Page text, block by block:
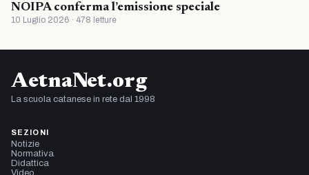
NOIPA conferma l’emissione speciale
10 Luglio 2026 · 478 letture
AetnaNet.org
La scuola catanese in rete dal 1998
SEZIONI
Notizie
Normativa
Didattica